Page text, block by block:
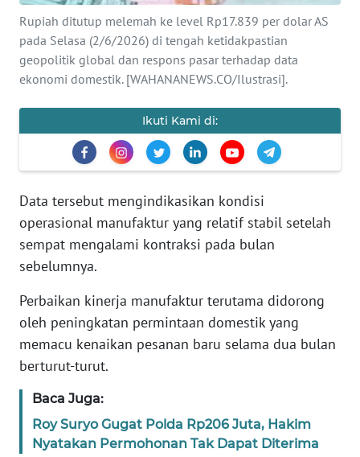
Rupiah ditutup melemah ke level Rp17.839 per dolar AS
pada Selasa (2/6/2026) di tengah ketidakpastian
geopolitik global dan respons pasar terhadap data
ekonomi domestik. [WAHANANEWS.CO/Ilustrasi].
Ikuti Kami di:
Data tersebut mengindikasikan kondisi
operasional manufaktur yang relatif stabil setelah
sempat mengalami kontraksi pada bulan
sebelumnya.
Perbaikan kinerja manufaktur terutama didorong
oleh peningkatan permintaan domestik yang
memacu kenaikan pesanan baru selama dua bulan
berturut-turut.
Baca Juga:
Roy Suryo Gugat Polda Rp206 Juta, Hakim
Nyatakan Permohonan Tak Dapat Diterima
PENDIDIKAN
OLAHRAGA
EDITORIAL
INDEKS
BERITA
KAMI
INFO
TENTANG
KAMI